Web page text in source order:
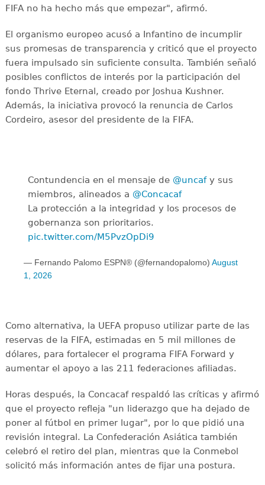
FIFA no ha hecho más que empezar", afirmó.
El organismo europeo acusó a Infantino de incumplir
sus promesas de transparencia y criticó que el proyecto
fuera impulsado sin suficiente consulta. También señaló
posibles conflictos de interés por la participación del
fondo Thrive Eternal, creado por Joshua Kushner.
Además, la iniciativa provocó la renuncia de Carlos
Cordeiro, asesor del presidente de la FIFA.
Contundencia en el mensaje de @uncafy sus
miembros, alineados a @Concacaf
La protección a la integridad y los procesos de
gobernanza son prioritarios.
pic.twitter.com/M5PvzOpDi9
— Fernando Palomo ESPN®️ (@fernandopalomo) August
1, 2026
Como alternativa, la UEFA propuso utilizar parte de las
reservas de la FIFA, estimadas en 5 mil millones de
dólares, para fortalecer el programa FIFA Forward y
aumentar el apoyo a las 211 federaciones afiliadas.
Horas después, la Concacaf respaldó las críticas y afirmó
que el proyecto refleja "un liderazgo que ha dejado de
poner al fútbol en primer lugar", por lo que pidió una
revisión integral. La Confederación Asiática también
celebró el retiro del plan, mientras que la Conmebol
solicitó más información antes de fijar una postura.